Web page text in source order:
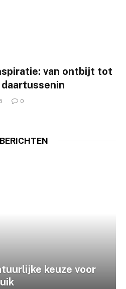
van ontbijt tot
0
keuze voor